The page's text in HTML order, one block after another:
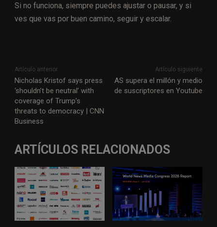
Si no funciona, siempre puedes ajustar o pausar, y si
ves que vas por buen camino, seguir y escalar.
Artículo anterior
Nicholas Kristof says press
‘shouldn’t be neutral’ with
coverage of Trump’s
threats to democracy | CNN
Business
Artículo siguiente
AS supera el millón y medio
de suscriptores en Youtube
ARTÍCULOS RELACIONADOS